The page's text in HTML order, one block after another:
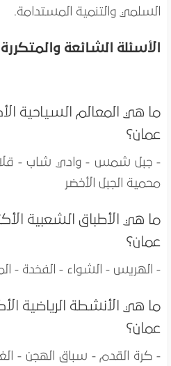
السلمي والتنمية المستدامة.
الأسئلة الشائعة
ما هي المعالم السياحية
عمان؟
- جبل شمس - وادي شاب -
محمية الجبل الأخضر
ما هي الأطباق الشعبية
عمان؟
- الهريس - الشواء - الفخدة -
ما هي الأنشطة الرياضية
عمان؟
- كرة القدم - سباق الهجن -